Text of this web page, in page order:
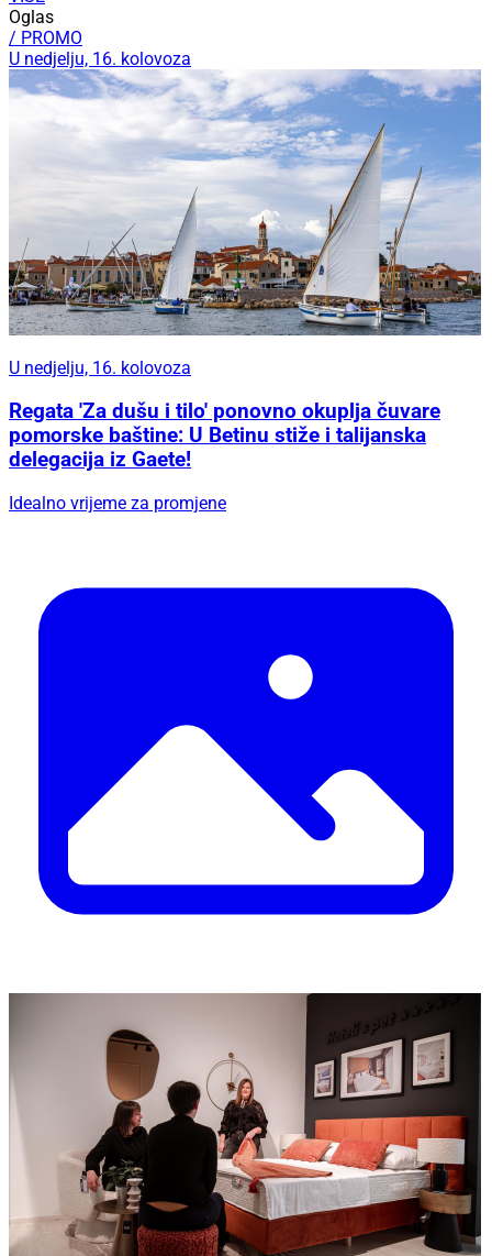
Oglas
/ PROMO
U nedjelju, 16. kolovoza
U nedjelju, 16. kolovoza
Regata 'Za dušu i tilo' ponovno okuplja čuvare
pomorske baštine: U Betinu stiže i talijanska
delegacija iz Gaete!
Idealno vrijeme za promjene